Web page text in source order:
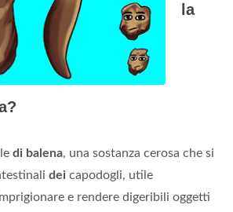
la
di balena, una sostanza cerosa che si
dei capodogli, utile
e rendere digeribili oggetti